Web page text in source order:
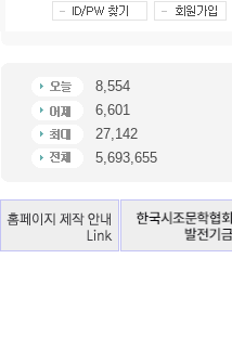
8,554
6,601
27,142
5,693,655